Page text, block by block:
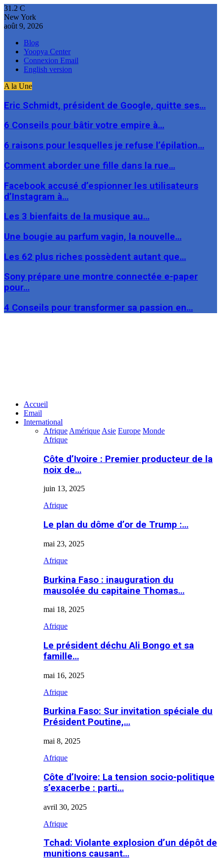
31.2 C
New York
août 9, 2026
Blog
Yoopya Center
Connexion Email
English version
A la Une
Eric Schmidt, président de Google, quitte ses…
6 Conseils pour bâtir votre empire à…
6 raisons pour lesquelles je refuse l’épilation…
Comment aborder une fille dans la rue…
Facebook accusé d’espionner les utilisateurs
d’Instagram à…
Les 3 bienfaits de la musique au…
Une bougie au parfum vagin, la nouvelle…
Les 62 plus riches possèdent autant que…
Sony prépare une montre connectée e-paper
pour…
4 Conseils pour transformer sa passion en…
Accueil
Email
International
Afrique Amérique Asie Europe Monde
Afrique
Côte d’Ivoire : Premier producteur de la
noix de…
juin 13, 2025
Afrique
Le plan du dôme d’or de Trump :…
mai 23, 2025
Afrique
Burkina Faso : inauguration du
mausolée du capitaine Thomas…
mai 18, 2025
Afrique
Le président déchu Ali Bongo et sa
famille…
mai 16, 2025
Afrique
Burkina Faso: Sur invitation spéciale du
Président Poutine,…
mai 8, 2025
Afrique
Côte d’Ivoire: La tension socio-politique
s’exacerbe : parti…
avril 30, 2025
Afrique
Tchad: Violante explosion d’un dépôt de
munitions causant…